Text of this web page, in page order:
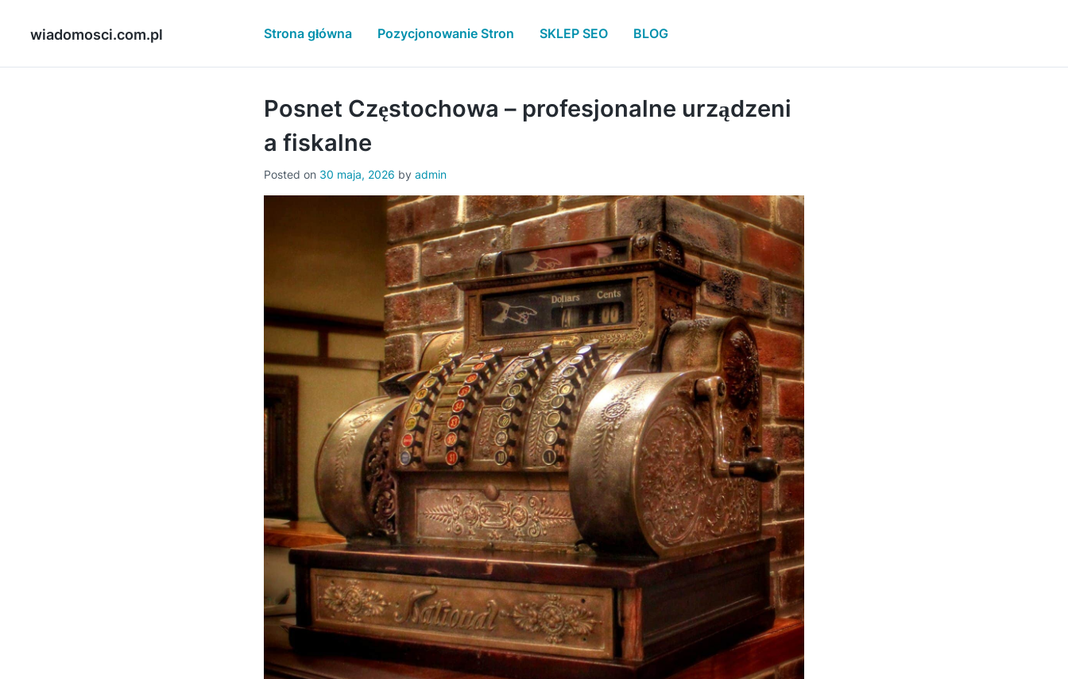
Strona główna Pozycjonowanie Stron SKLEP SEO BLOG
wiadomosci.com.pl
Posnet Częstochowa – profesjonalne urządzeni
a fiskalne
Posted on 30 maja, 2026 by admin